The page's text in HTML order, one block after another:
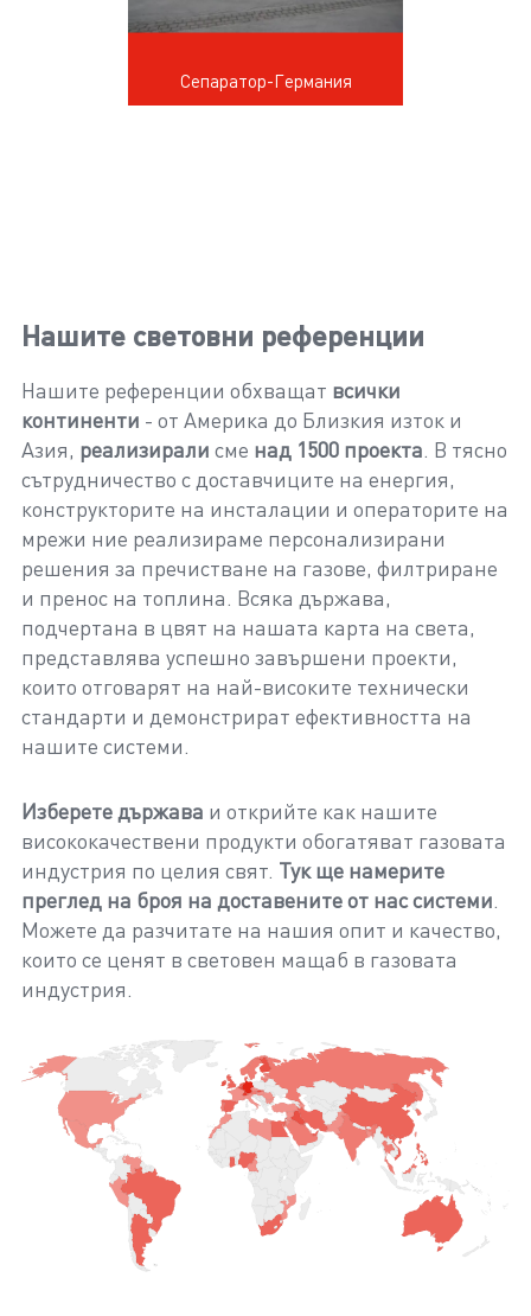
Сепаратор-Германия
Нашите световни референции
Нашите референции обхващат всички
континенти - от Америка до Близкия изток и
Азия, реализирали сме над 1500 проекта. В тясно
сътрудничество с доставчиците на енергия,
конструкторите на инсталации и операторите на
мрежи ние реализираме персонализирани
решения за пречистване на газове, филтриране
и пренос на топлина. Всяка държава,
подчертана в цвят на нашата карта на света,
представлява успешно завършени проекти,
които отговарят на най-високите технически
стандарти и демонстрират ефективността на
нашите системи.
Изберете държава и открийте как нашите
висококачествени продукти обогатяват газовата
индустрия по целия свят. Тук ще намерите
преглед на броя на доставените от нас системи.
Можете да разчитате на нашия опит и качество,
които се ценят в световен мащаб в газовата
индустрия.